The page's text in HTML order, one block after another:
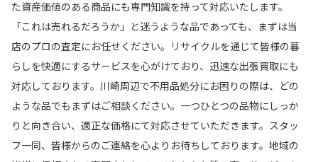
た資産価値のある商品にも専門知識を持って対応いたします。
「これは売れるだろうか」と迷うような品であっても、まずは当
店のプロの査定にお任せください。リサイクルを通じて皆様の暮
らしを快適にするサービスを心がけており、迅速な出張買取にも
対応しております。川崎周辺で不用品処分にお困りの際は、どの
ような品でもまずはご相談ください。一つひとつの品物にしっか
りと向き合い、適正な価格にて対応させていただきます。スタッ
フ一同、皆様からのご連絡を心よりお待ちしております。地域の